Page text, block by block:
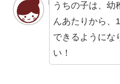
うちの子は、幼
んあたりから、
できるようにな
い！